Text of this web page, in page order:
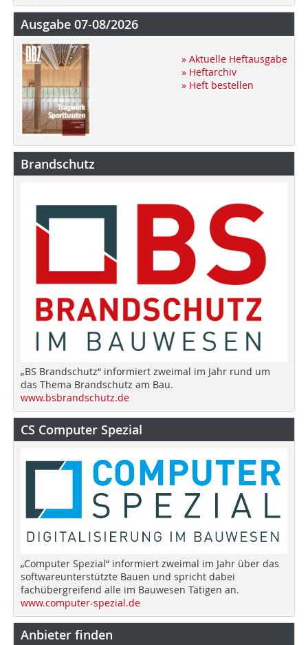
Ausgabe 07-08/2026
» Aktuelle Heftausgabe
» Heftarchiv
» Heft bestellen
Brandschutz
„BS Brandschutz“ informiert zweimal im Jahr rund um
das Thema Brandschutz am Bau.
www.bsbrandschutz.de
CS Computer Spezial
„Computer Spezial“ informiert zweimal im Jahr über das
softwareunterstützte Bauen und spricht dabei
fachübergreifend alle im Bauwesen Tätigen an.
www.computer-spezial.de
Anbieter finden